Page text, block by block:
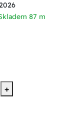
87 m
+